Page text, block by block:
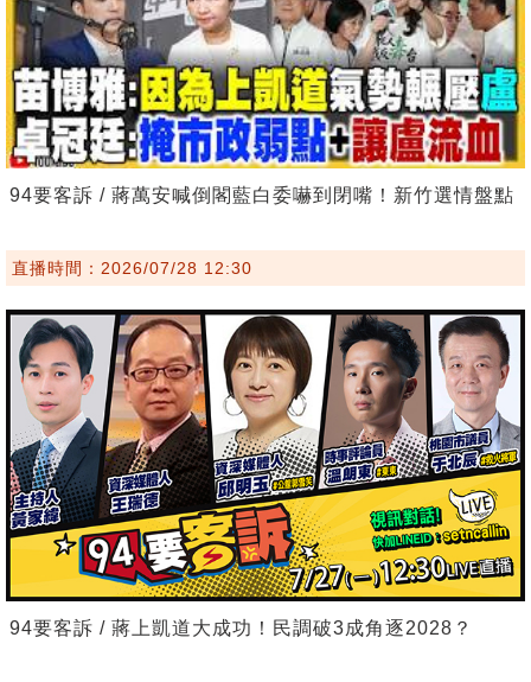
94要客訴 / 蔣萬安喊倒閣藍白委嚇到閉嘴！新竹選情盤點
直播時間：2026/07/28 12:30
94要客訴 / 蔣上凱道大成功！民調破3成角逐2028？